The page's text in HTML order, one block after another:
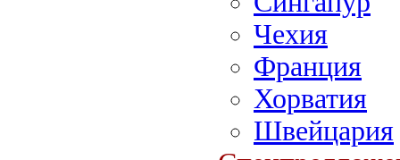
Чехия
Франция
Хорватия
Швейцария